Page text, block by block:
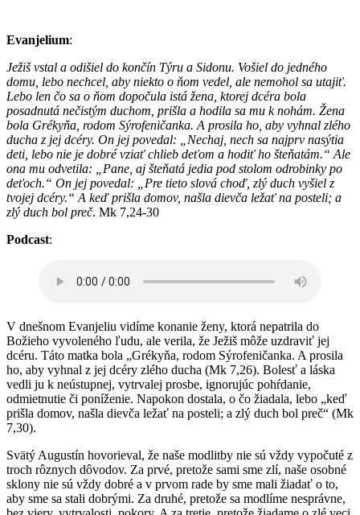
Evanjelium:
Ježiš vstal a odišiel do končín Týru a Sidonu. Vošiel do jedného
domu, lebo nechcel, aby niekto o ňom vedel, ale nemohol sa utajiť.
Lebo len čo sa o ňom dopočula istá žena, ktorej dcéra bola
posadnutá nečistým duchom, prišla a hodila sa mu k nohám. Žena
bola Grékyňa, rodom Sýrofeničanka. A prosila ho, aby vyhnal zlého
ducha z jej dcéry. On jej povedal: „Nechaj, nech sa najprv nasýtia
deti, lebo nie je dobré vziať chlieb deťom a hodiť ho šteňatám.“ Ale
ona mu odvetila: „Pane, aj šteňatá jedia pod stolom odrobinky po
deťoch.“ On jej povedal: „Pre tieto slová choď, zlý duch vyšiel z
tvojej dcéry.“ A keď prišla domov, našla dievča ležať na posteli; a
zlý duch bol preč. Mk 7,24-30
Podcast:
V dnešnom Evanjeliu vidíme konanie ženy, ktorá nepatrila do
Božieho vyvoleného ľudu, ale verila, že Ježiš môže uzdraviť jej
dcéru. Táto matka bola „Grékyňa, rodom Sýrofeničanka. A prosila
ho, aby vyhnal z jej dcéry zlého ducha (Mk 7,26). Bolesť a láska
vedli ju k neústupnej, vytrvalej prosbe, ignorujúc pohŕdanie,
odmietnutie či poníženie. Napokon dostala, o čo žiadala, lebo „keď
prišla domov, našla dievča ležať na posteli; a zlý duch bol preč“ (Mk
7,30).
Svätý Augustín hovorieval, že naše modlitby nie sú vždy vypočuté z
troch rôznych dôvodov. Za prvé, pretože sami sme zlí, naše osobné
sklony nie sú vždy dobré a v prvom rade by sme mali žiadať o to,
aby sme sa stali dobrými. Za druhé, pretože sa modlíme nesprávne,